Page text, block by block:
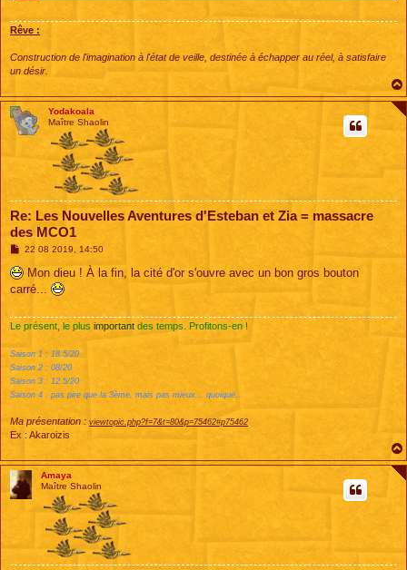
Rêve :
Construction de l'imagination à l'état de veille, destinée à échapper au réel, à satisfaire
un désir.
Yodakoala
Maître Shaolin
Re: Les Nouvelles Aventures d'Esteban et Zia = massacre
des MCO1
M
s
s
a
22 08 2019, 14:50
Mon dieu ! À la fin, la cité d'or s'ouvre avec un bon gros bouton
carré...
Le présent, le plus important des temps. Profitons-en !
Saison 1 : 18.5/20
Saison 2 : 08/20
Saison 3 : 12.5/20
Saison 4 : pas pire que la 3ème, mais pas mieux... quoique...
Ma présentation : viewtopic.php?f=7&t=80&p=75462#p75462
Ex : Akaroizis
Amaya
Maître Shaolin